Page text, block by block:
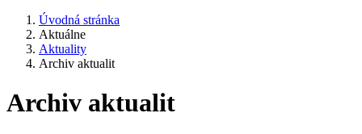
Úvodná stránka
Aktuálne
Aktuality
Archiv aktualit
Archiv aktualit